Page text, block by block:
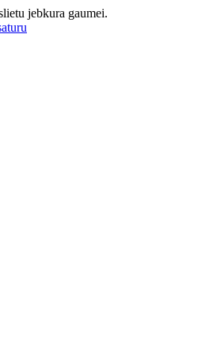
jebkura gaumei.